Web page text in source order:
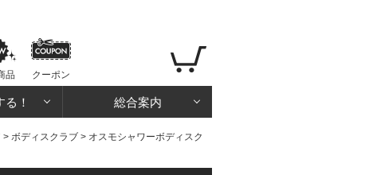
品 クーポン
！ 総合案内
> ボディスクラブ > オスモシャワーボディスク